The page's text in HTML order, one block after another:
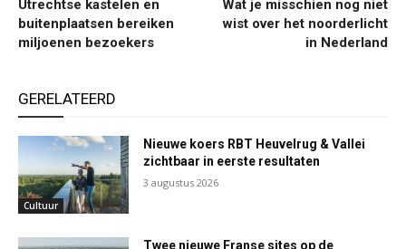
Utrechtse kastelen en
buitenplaatsen bereiken
miljoenen bezoekers
Wat je misschien nog niet
wist over het noorderlicht
in Nederland
GERELATEERD
Cultuur
Nieuwe koers RBT Heuvelrug & Vallei
zichtbaar in eerste resultaten
3 augustus 2026
Twee nieuwe Franse sites op de